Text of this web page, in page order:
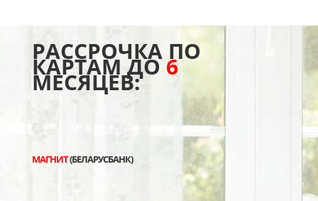
РАССРОЧКА ПО
КАРТАМ ДО6
МЕСЯЦЕВ:
МАГНИТ(БЕЛАРУСБАНК)